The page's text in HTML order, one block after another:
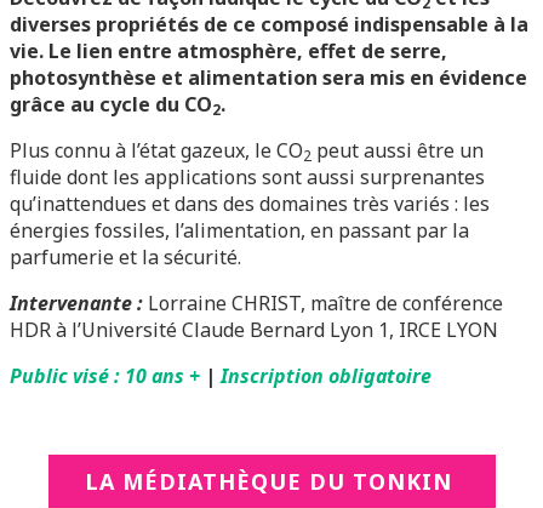
diverses propriétés de ce composé indispensable à la
vie. Le lien entre atmosphère, effet de serre,
photosynthèse et alimentation sera mis en évidence
grâce au cycle du CO2.
Plus connu à l’état gazeux, le CO2 peut aussi être un
fluide dont les applications sont aussi surprenantes
qu’inattendues et dans des domaines très variés : les
énergies fossiles, l’alimentation, en passant par la
parfumerie et la sécurité.
Intervenante : Lorraine CHRIST, maître de conférence
HDR à l’Université Claude Bernard Lyon 1, IRCE LYON
Public visé : 10 ans + | Inscription obligatoire
LA MÉDIATHÈQUE DU TONKIN